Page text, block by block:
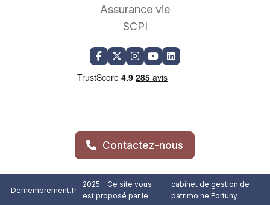
Assurance vie
SCPI
Contactez-nous
Demembrement.fr
2025 - Ce site vous
est proposé par le
cabinet de gestion de
patrimoine Fortuny